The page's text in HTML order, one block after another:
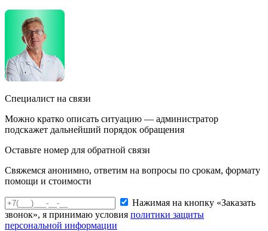
Специалист на связи
Можно кратко описать ситуацию — администратор
подскажет дальнейший порядок обращения
Оставьте номер для обратной связи
Свяжемся анонимно, ответим на вопросы по срокам, формату
помощи и стоимости
Нажимая на кнопку «Заказать
звонок», я принимаю условия политики защиты
персональной информации